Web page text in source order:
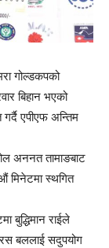
गोल्डकपको
बिहान भएको
एपीएफ अन्तिम
अननत तामाङबाट
मिनेटमा स्थगित
बुद्धिमान राईले
बललाई सदुपयोग